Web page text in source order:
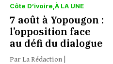
Côte D’ivoire À LA UNE
7 août à Yopougon :
l’opposition face
au défi du dialogue
Par La Rédaction |